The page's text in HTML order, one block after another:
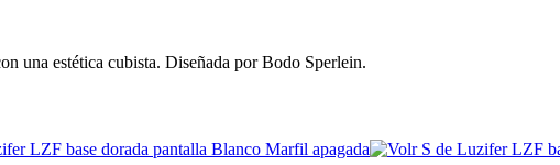
una estética cubista. Diseñada por Bodo Sperlein.